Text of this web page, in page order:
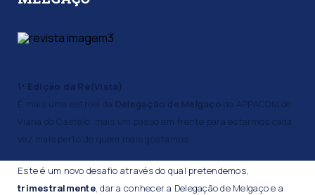
1ª Edição da Re(Vista)
É mais uma estreia da Delegação de Melgaço da APPACDM de
Viana do Castelo, mais um passo em frente para estarmos cada
vez mais perto de quem mais gostamos.
Este é um novo desafio através do qual pretendemos,
trimestralmente, dar a conhecer a Delegação de Melgaço e a